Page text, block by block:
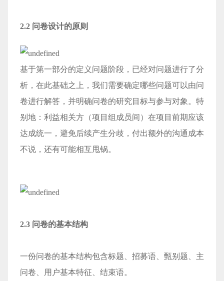
2.2 问卷设计的原则
基于第一部分的定义问题阶段，已经对问题进行了分
析，在此基础之上，我们需要确定哪些问题可以由问
卷进行解答，并明确问卷的研究目标与参与对象。特
别地：利益相关方（项目组成员间）在项目前期应该
达成统一，避免后续产生分歧，付出额外的沟通成本
不说，还有可能相互甩锅。
2.3 问卷的基本结构
一份问卷的基本结构包含标题、招募语、甄别题、主
问卷、用户基本特征、结束语。